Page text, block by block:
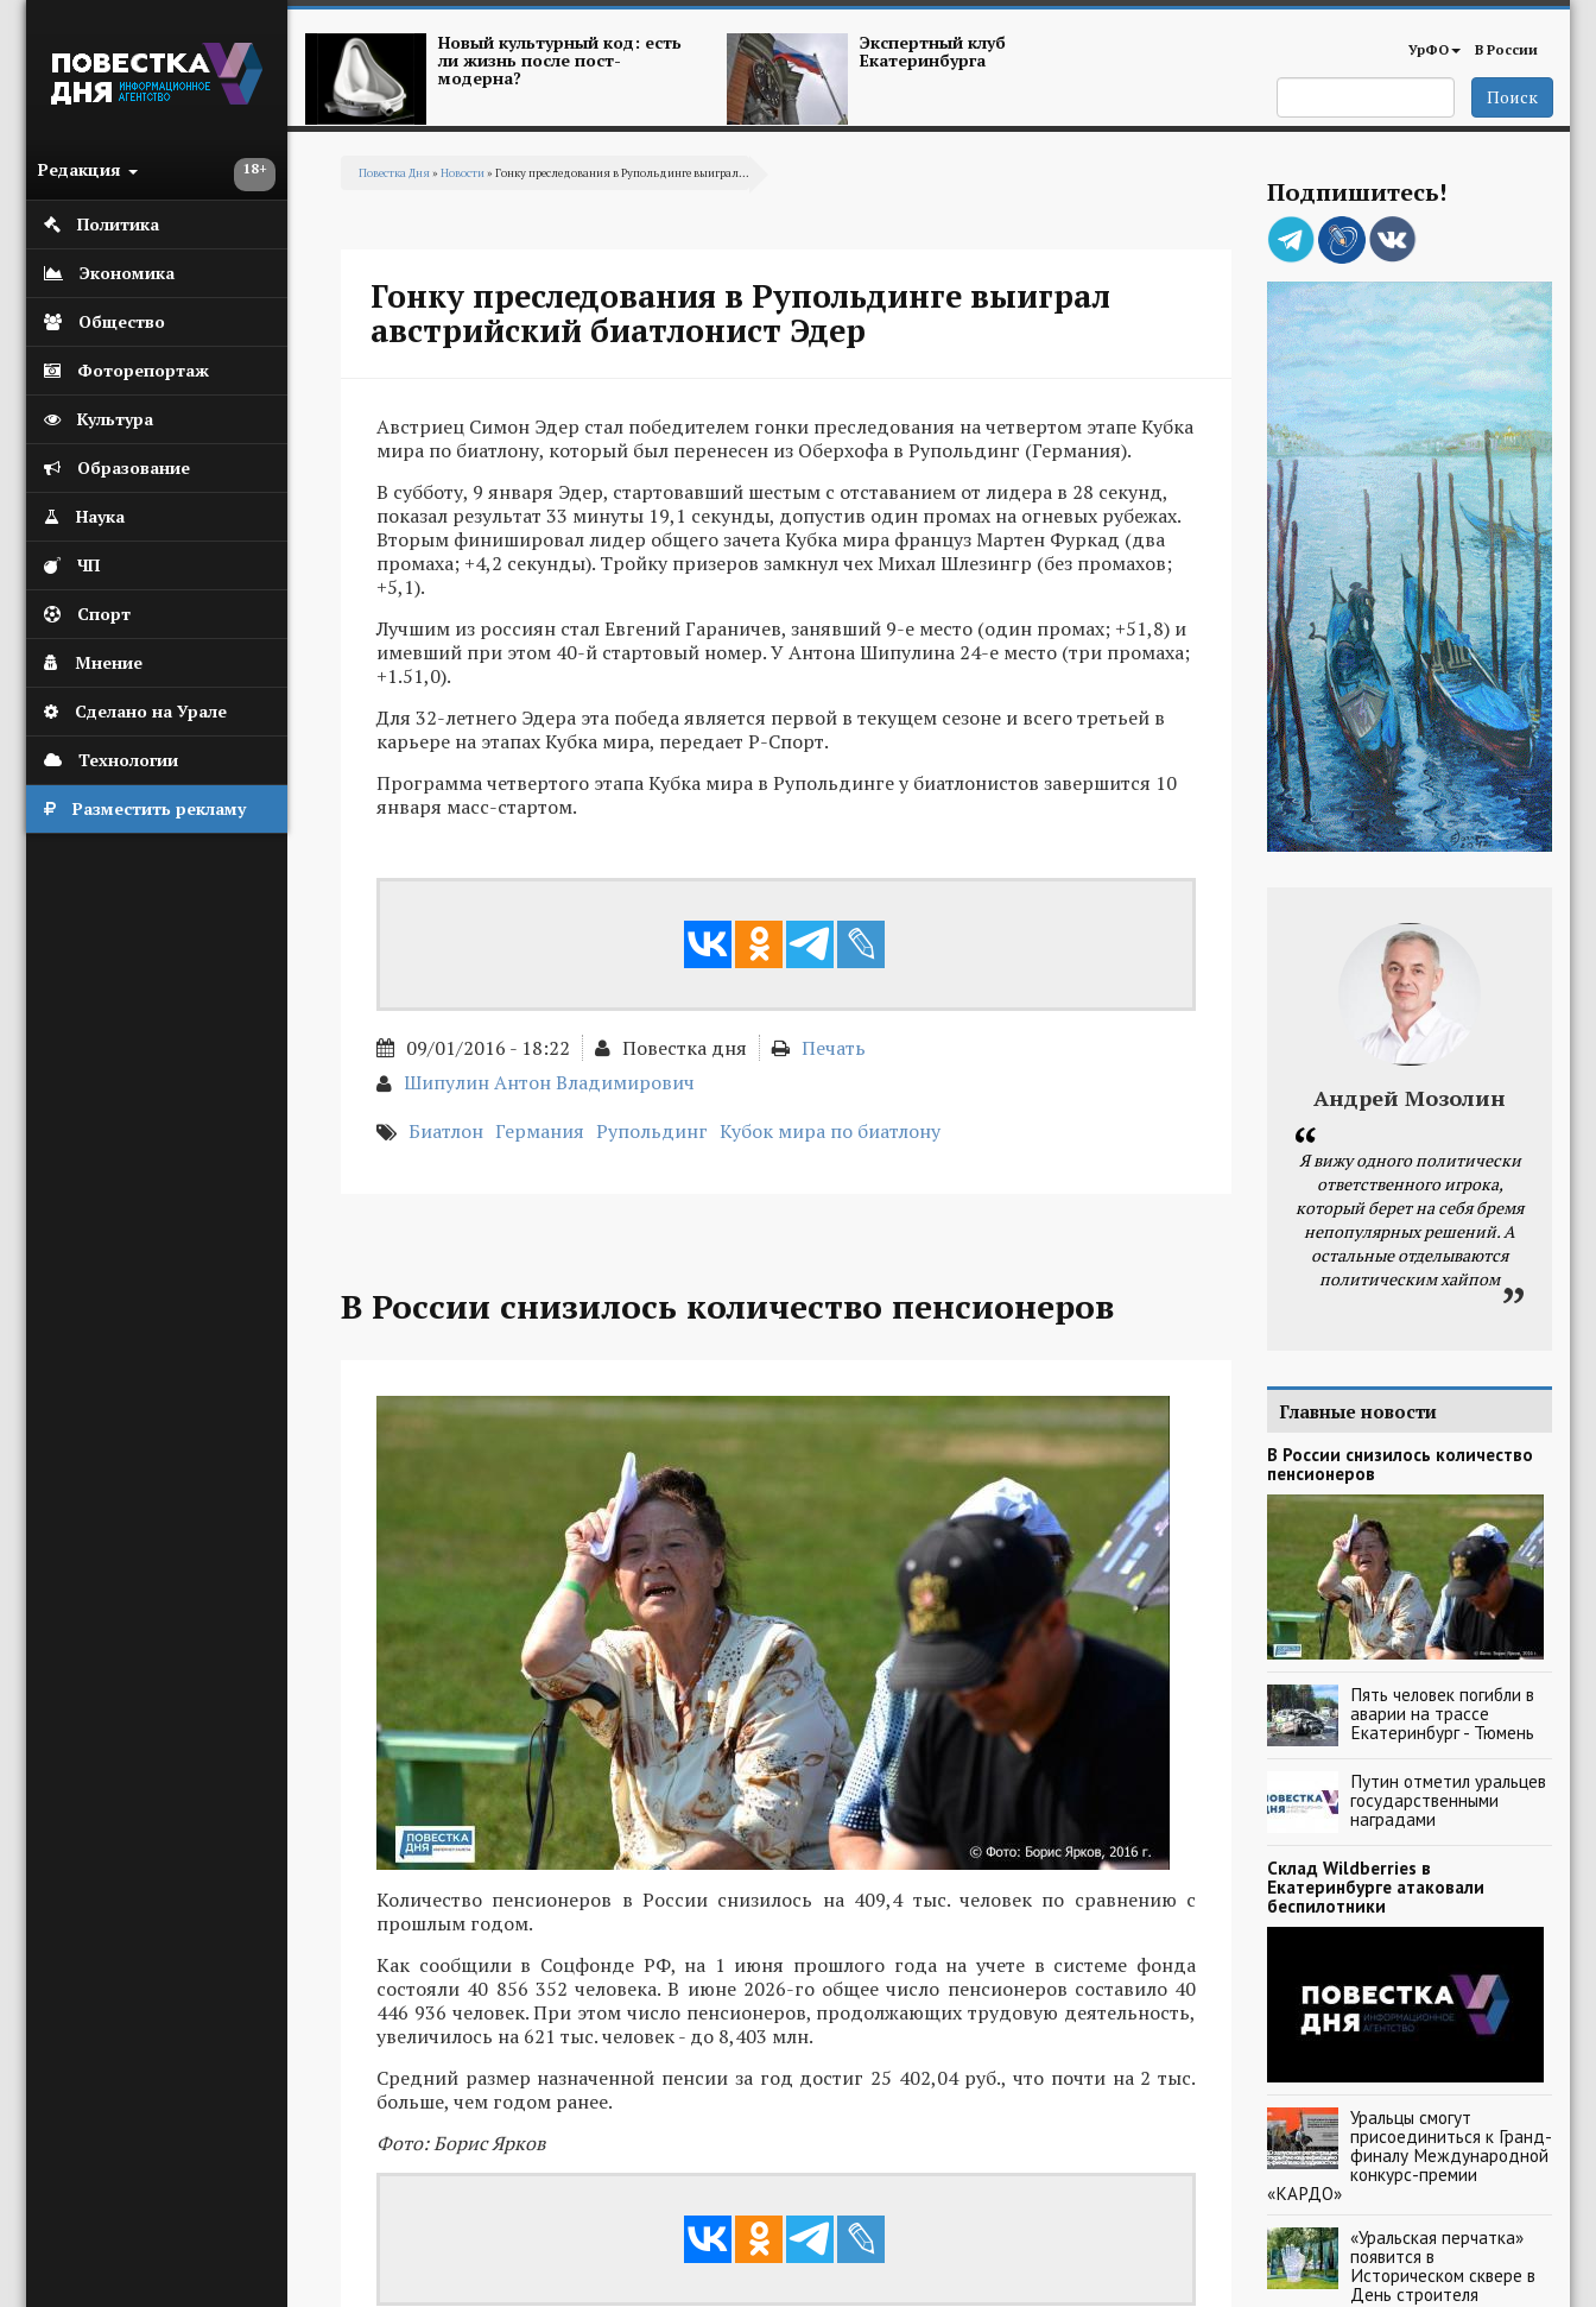
18+
Редакция
Политика
Экономика
Общество
Фоторепортаж
Культура
Образование
Наука
ЧП
Спорт
Мнение
Сделано на Урале
Технологии
Разместить рекламу
Новый культурный код: есть
ли жизнь после пост-
модерна?
Экспертный клуб
Екатеринбурга УрФО В России
Поиск
Повестка Дня» Новости» Гонку преследования в Рупольдинге выиграл...
Гонку преследования в Рупольдинге выиграл
австрийский биатлонист Эдер
Австриец Симон Эдер стал победителем гонки преследования на четвертом этапе Кубка
мира по биатлону, который был перенесен из Оберхофа в Рупольдинг (Германия).
В субботу, 9 января Эдер, стартовавший шестым с отставанием от лидера в 28 секунд,
показал результат 33 минуты 19,1 секунды, допустив один промах на огневых рубежах.
Вторым финишировал лидер общего зачета Кубка мира француз Мартен Фуркад (два
промаха; +4,2 секунды). Тройку призеров замкнул чех Михал Шлезингр (без промахов;
+5,1).
Лучшим из россиян стал Евгений Гараничев, занявший 9-е место (один промах; +51,8) и
имевший при этом 40-й стартовый номер. У Антона Шипулина 24-е место (три промаха;
+1.51,0).
Для 32-летнего Эдера эта победа является первой в текущем сезоне и всего третьей в
карьере на этапах Кубка мира, передает Р-Спорт.
Программа четвертого этапа Кубка мира в Рупольдинге у биатлонистов завершится 10
января масс-стартом.
09/01/2016 - 18:22 Повестка дня
Печать
Шипулин Антон Владимирович
Биатлон Германия Рупольдинг Кубок мира по биатлону
В России снизилось количество пенсионеров
Количество пенсионеров в России снизилось на 409,4 тыс. человек по сравнению с
прошлым годом.
Как сообщили в Соцфонде РФ, на 1 июня прошлого года на учете в системе фонда
состояли 40 856 352 человека. В июне 2026-го общее число пенсионеров составило 40
446 936 человек. При этом число пенсионеров, продолжающих трудовую деятельность,
увеличилось на 621 тыс. человек - до 8,403 млн.
Средний размер назначенной пенсии за год достиг 25 402,04 руб., что почти на 2 тыс.
больше, чем годом ранее.
Фото: Борис Ярков
Подпишитесь!
Андрей Мозолин
Я вижу одного политически
ответственного игрока,
который берет на себя бремя
непопулярных решений. А
остальные отделываются
политическим хайпом
Главные новости
В России снизилось количество
пенсионеров
Пять человек погибли в
аварии на трассе
Екатеринбург - Тюмень
Путин отметил уральцев
государственными
наградами
Склад Wildberries в
Екатеринбурге атаковали
беспилотники
Уральцы смогут
присоединиться к Гранд-
финалу Международной
конкурс-премии
«КАРДО»
«Уральская перчатка»
появится в
Историческом сквере в
День строителя